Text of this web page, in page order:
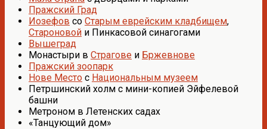
Пражский Град
Иозефов со Старым еврейским кладбищем,
Староновой и Пинкасовой синагогами
Вышеград
Монастыри в Страгове и Бржевнове
Пражский зоопарк
Нове Место с Национальным музеем
Петршинский холм с мини-копией Эйфелевой
башни
Метроном в Летенских садах
«Танцующий дом»